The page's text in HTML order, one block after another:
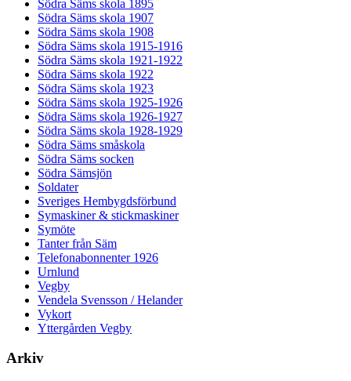
Södra Säms skola 1895
Södra Säms skola 1907
Södra Säms skola 1908
Södra Säms skola 1915-1916
Södra Säms skola 1921-1922
Södra Säms skola 1922
Södra Säms skola 1923
Södra Säms skola 1925-1926
Södra Säms skola 1926-1927
Södra Säms skola 1928-1929
Södra Säms småskola
Södra Säms socken
Södra Sämsjön
Soldater
Sveriges Hembygdsförbund
Symaskiner & stickmaskiner
Symöte
Tanter från Säm
Telefonabonnenter 1926
Urnlund
Vegby
Vendela Svensson / Helander
Vykort
Yttergården Vegby
Arkiv